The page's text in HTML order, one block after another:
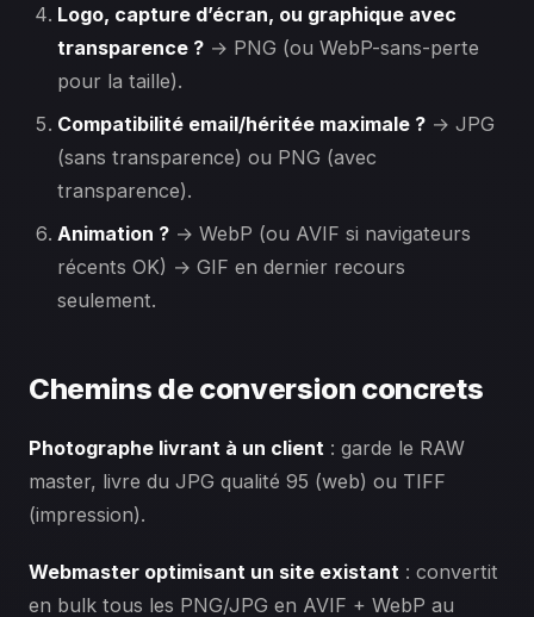
Logo, capture d’écran, ou graphique avec
transparence ? → PNG (ou WebP-sans-perte
pour la taille).
Compatibilité email/héritée maximale ? → JPG
(sans transparence) ou PNG (avec
transparence).
Animation ? → WebP (ou AVIF si navigateurs
récents OK) → GIF en dernier recours
seulement.
Chemins de conversion concrets
Photographe livrant à un client : garde le RAW
master, livre du JPG qualité 95 (web) ou TIFF
(impression).
Webmaster optimisant un site existant : convertit
en bulk tous les PNG/JPG en AVIF + WebP au